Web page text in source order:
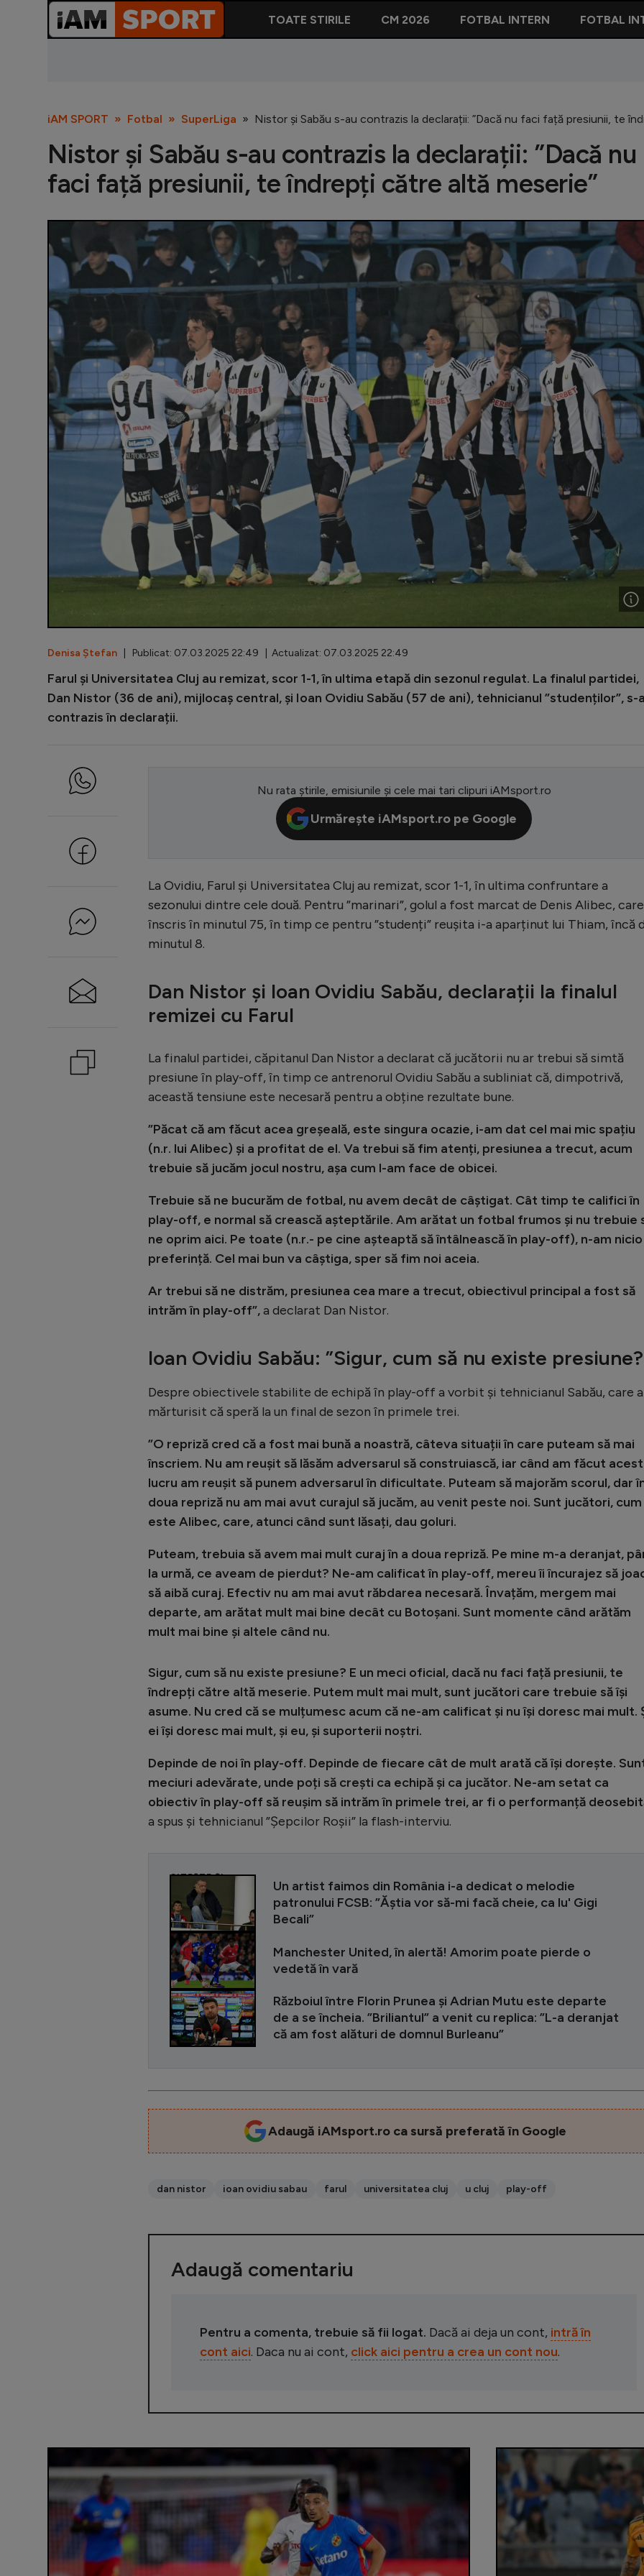
TOATE STIRILE CM 2026 FOTBAL INTERN FOTBAL
iAM SPORT Fotbal SuperLiga Nistor și Sabău s-au contrazis la declarații: ”Dacă nu faci față presiunii, te
Nistor și Sabău s-au contrazis la declarații: ”Dacă nu
faci față presiunii, te îndrepți către altă meserie”
Denisa Ștefan | Publicat: 07.03.2025 22:49 | Actualizat: 07.03.2025 22:49
Farul și Universitatea Cluj au remizat, scor 1-1, în ultima etapă din sezonul regulat. La finalul partidei,
Dan Nistor (36 de ani), mijlocaș central, și Ioan Ovidiu Sabău (57 de ani), tehnicianul ”studenților”, s-
contrazis în declarații.
Nu rata știrile, emisiunile și cele mai tari clipuri iAMsport.ro
Urmărește iAMsport.ro pe Google
La Ovidiu, Farul și Universitatea Cluj au remizat, scor 1-1, în ultima confruntare a
sezonului dintre cele două. Pentru ”marinari”, golul a fost marcat de Denis Alibec,
înscris în minutul 75, în timp ce pentru ”studenți” reușita i-a aparținut lui Thiam, încă
minutul 8.
Dan Nistor și Ioan Ovidiu Sabău, declarații la finalul
remizei cu Farul
La finalul partidei, căpitanul Dan Nistor a declarat că jucătorii nu ar trebui să simtă
presiune în play-off, în timp ce antrenorul Ovidiu Sabău a subliniat că, dimpotrivă,
această tensiune este necesară pentru a obține rezultate bune.
”Păcat că am făcut acea greșeală, este singura ocazie, i-am dat cel mai mic spațiu
(n.r. lui Alibec) și a profitat de el. Va trebui să fim atenți, presiunea a trecut, acum
trebuie să jucăm jocul nostru, așa cum l-am face de obicei.
Trebuie să ne bucurăm de fotbal, nu avem decât de câștigat. Cât timp te califici în
play-off, e normal să crească așteptările. Am arătat un fotbal frumos și nu trebuie
ne oprim aici. Pe toate (n.r.- pe cine așteaptă să întâlnească în play-off), n-am nicio
preferință. Cel mai bun va câștiga, sper să fim noi aceia.
Ar trebui să ne distrăm, presiunea cea mare a trecut, obiectivul principal a fost să
intrăm în play-off”,a declarat Dan Nistor.
Ioan Ovidiu Sabău: ”Sigur, cum să nu existe
Despre obiectivele stabilite de echipă în play-off a vorbit și tehnicianul Sabău, care a
mărturisit că speră la un final de sezon în primele trei.
”O repriză cred că a fost mai bună a noastră, câteva situații în care puteam să mai
înscriem. Nu am reușit să lăsăm adversarul să construiască, iar când am făcut acest
lucru am reușit să punem adversarul în dificultate. Puteam să majorăm scorul, dar
doua repriză nu am mai avut curajul să jucăm, au venit peste noi. Sunt jucători, cum
este Alibec, care, atunci când sunt lăsați, dau goluri.
Puteam, trebuia să avem mai mult curaj în a doua repriză. Pe mine m-a deranjat,
la urmă, ce aveam de pierdut? Ne-am calificat în play-off, mereu îi încurajez să
să aibă curaj. Efectiv nu am mai avut răbdarea necesară. Învațăm, mergem mai
departe, am arătat mult mai bine decât cu Botoșani. Sunt momente când arătăm
mult mai bine și altele când nu.
Sigur, cum să nu existe presiune? E un meci oficial, dacă nu faci față presiunii, te
îndrepți către altă meserie. Putem mult mai mult, sunt jucători care trebuie să își
asume. Nu cred că se mulțumesc acum că ne-am calificat și nu își doresc mai mult.
ei își doresc mai mult, și eu, și suporterii noștri.
Depinde de noi în play-off. Depinde de fiecare cât de mult arată că își dorește.
meciuri adevărate, unde poți să crești ca echipă și ca jucător. Ne-am setat ca
obiectiv în play-off să reușim să intrăm în primele trei, ar fi o performanță
a spus și tehnicianul ”Șepcilor Roșii” la flash-interviu.
CITEȘTE ȘI
Un artist faimos din România i-a dedicat o melodie
patronului FCSB: ”Ăștia vor să-mi facă cheie, ca lu' Gigi
Becali”
Manchester United, în alertă! Amorim poate pierde o
vedetă în vară
Războiul între Florin Prunea și Adrian Mutu este departe
de a se încheia. ”Briliantul” a venit cu replica: ”L-a deranjat
că am fost alături de domnul Burleanu”
Adaugă iAMsport.ro ca sursă preferată în Google
dan nistor ioan ovidiu sabau farul universitatea cluj u cluj play-off
Adaugă comentariu
Pentru a comenta, trebuie să fii logat. Dacă ai deja un cont, intră în
cont aici. Daca nu ai cont, click aici pentru a crea un cont nou.